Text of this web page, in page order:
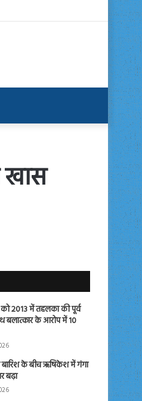
खास
2013 में तहलका की पूर्व
बलात्कार के आरोप में 10
बारिश के बीच ऋषिकेश में गंगा
बढ़ा